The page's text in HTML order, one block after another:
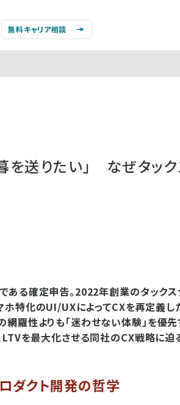
無料キャリア相談
を送りたい」 なぜタッ
ある確定申告。2022年創業のタックス
ホ特化のUI/UXによってCXを再定義し
網羅性よりも「迷わせない体験」を優
を最大化させる同社のCX戦略に迫
ダクト開発の哲学